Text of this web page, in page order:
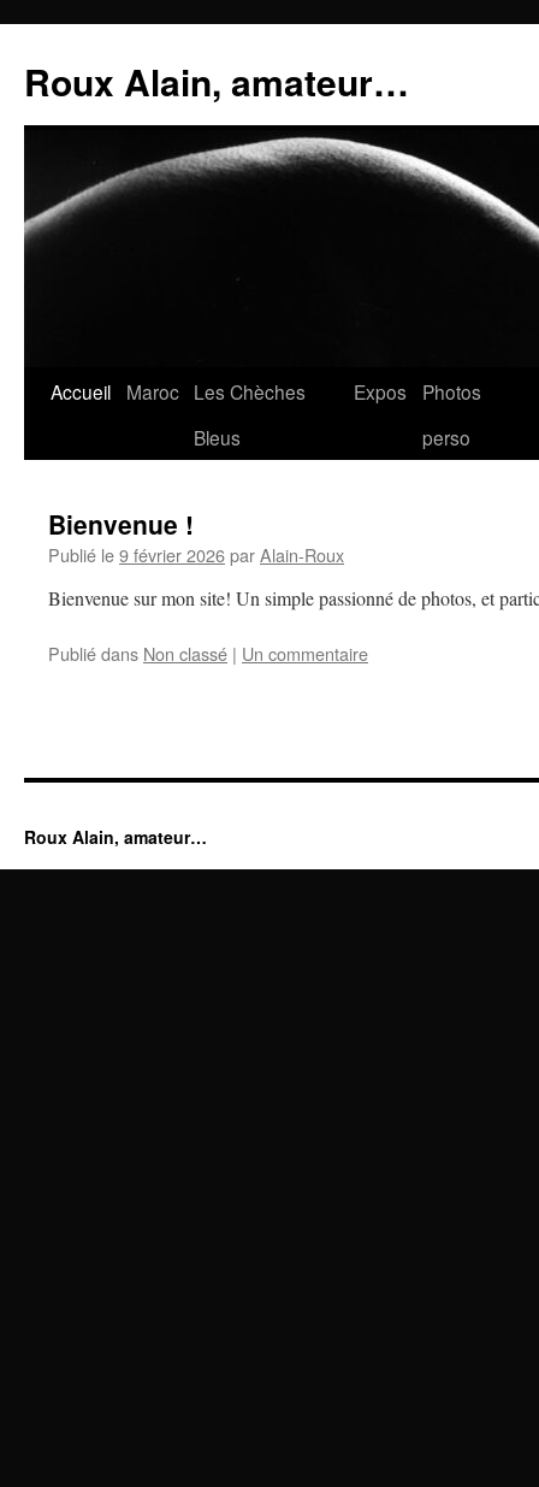
contenu
Roux Alain, amateur…
Accueil Maroc Les Chèches
Bleus
Expos
Photos
perso
Bienvenue !
Publié le9 février 2026parAlain-Roux
Bienvenue sur mon site! Un simple passionné de photos, et
Publié dans Non classé | Un commentaire
Roux Alain, amateur…